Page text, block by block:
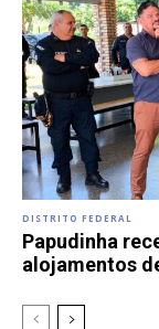
DISTRITO FEDERAL
Papudinha
alojamentos